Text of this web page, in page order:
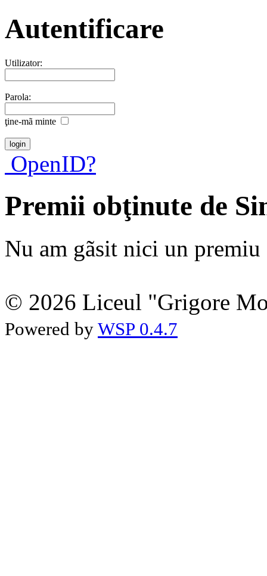
Autentificare
Utilizator:
Parola:
ţine-mã minte
OpenID?
Premii obţinute de
Nu am gãsit nici un premiu
© 2026 Liceul "Grigore
Powered by WSP 0.4.7